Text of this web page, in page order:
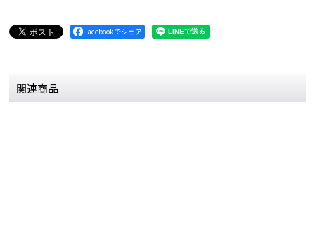
Facebookでシェア
関連商品